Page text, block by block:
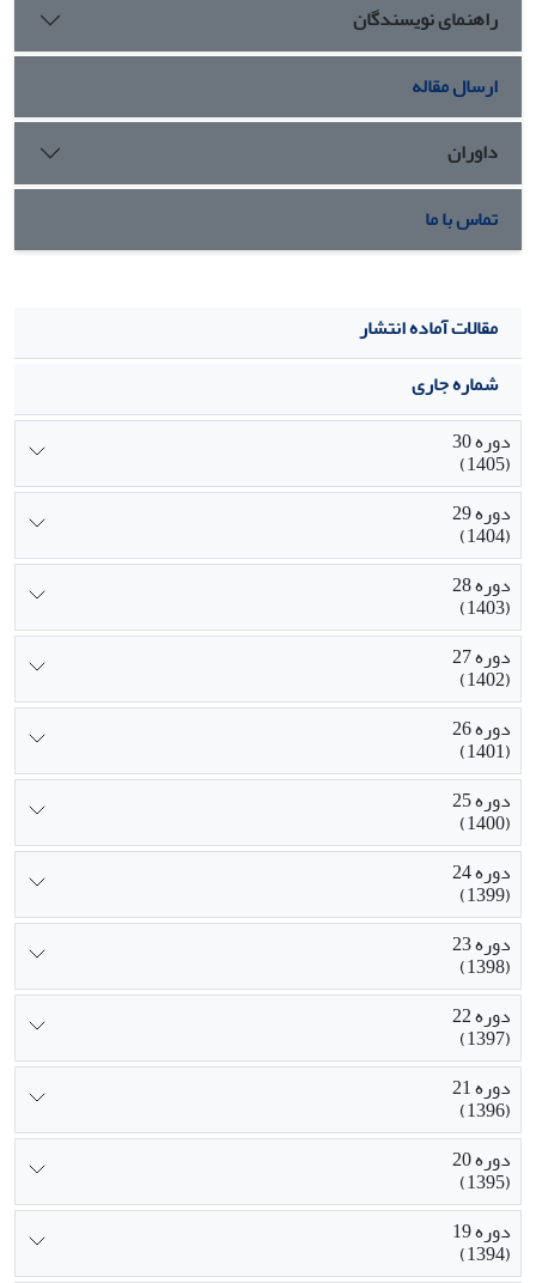
راهنمای نویسندگان
ارسال مقاله
داوران
تماس با ما
مقالات آماده انتشار
شماره جاری
دوره 30
(1405)
دوره 29
(1404)
دوره 28
(1403)
دوره 27
(1402)
دوره 26
(1401)
دوره 25
(1400)
دوره 24
(1399)
دوره 23
(1398)
دوره 22
(1397)
دوره 21
(1396)
دوره 20
(1395)
دوره 19
(1394)